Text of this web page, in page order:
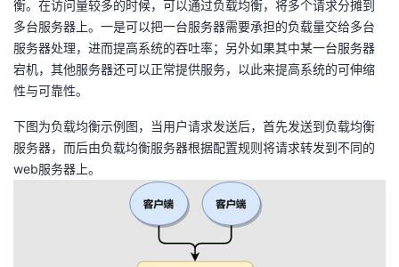
者
我
的
我
衡。在访问量较多的时候，可以通过负载均衡，将多个请求分摊到
多台服务器上。一是可以把一台服务器需要承担的负载量交给多台
服务器处理，进而提高系统的吞吐率；另外如果其中某一台服务器
宕机，其他服务器还可以正常提供服务，以此来提高系统的可伸缩
性与可靠性。
下图为负载均衡示例图，当用户请求发送后，首先发送到负载均衡
服务器，而后由负载均衡服务器根据配置规则将请求转发到不同的
web服务器上。